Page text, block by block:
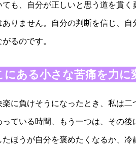
ても、自分が正しいと思う道を貫
ありません。自分の判断を信じ、
るのです。
にある小さな苦痛を力に
楽に負けそうになったとき、私は
っている時間、もう一つは、その
たほうが自分を褒めたくなるか、